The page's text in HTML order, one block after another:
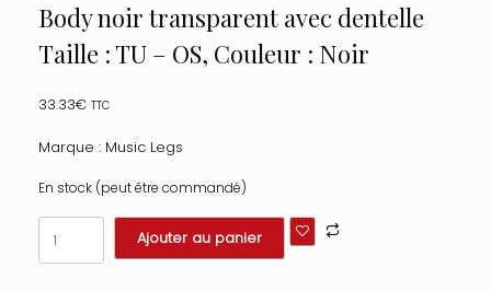
Body noir transparent avec dentelle
Taille : TU – OS, Couleur : Noir
33.33€ TTC
Marque : Music Legs
En stock (peut être commandé)
quantité
de
Body
Ajouter au panier